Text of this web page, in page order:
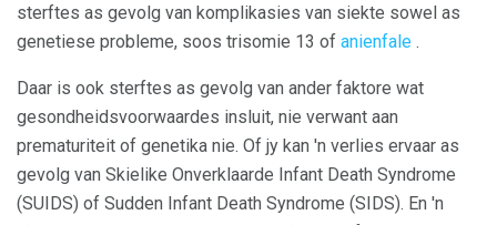
sterftes as gevolg van komplikasies van siekte sowel as
genetiese probleme, soos trisomie 13 of anienfale .
Daar is ook sterftes as gevolg van ander faktore wat
gesondheidsvoorwaardes insluit, nie verwant aan
prematuriteit of genetika nie. Of jy kan 'n verlies ervaar as
gevolg van Skielike Onverklaarde Infant Death Syndrome
(SUIDS) of Sudden Infant Death Syndrome (SIDS). En 'n